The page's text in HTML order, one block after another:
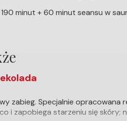
minut + 60 minut seansu w
zabieg. Specjalnie opracowana
i zapobiega starzeniu się skóry;